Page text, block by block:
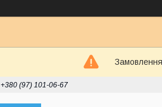
+380 (97) 101-06-67